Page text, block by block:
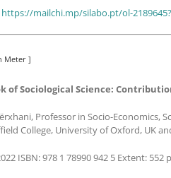
https://mailchi.mp/silabo.pt/ol-
Meter ]
of Sociological Science:
Professor in Socio-Economics,
College, University of Oxford, UK
ISBN: 978 1 78990 942 5 Extent: 552